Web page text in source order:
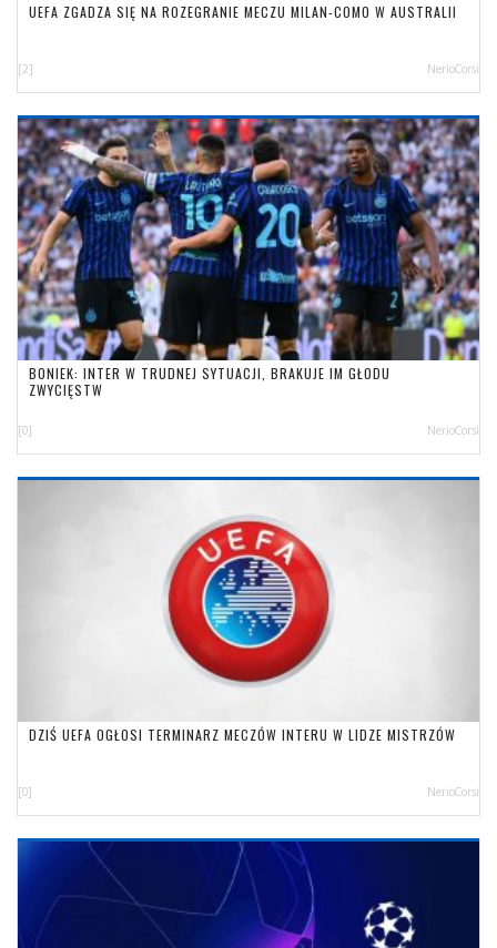
UEFA ZGADZA SIĘ NA ROZEGRANIE MECZU MILAN-COMO W AUSTRALII
[2] NerioCorsi
BONIEK: INTER W TRUDNEJ SYTUACJI, BRAKUJE IM GŁODU
ZWYCIĘSTW
[0] NerioCorsi
DZIŚ UEFA OGŁOSI TERMINARZ MECZÓW INTERU W LIDZE MISTRZÓW
[0] NerioCorsi